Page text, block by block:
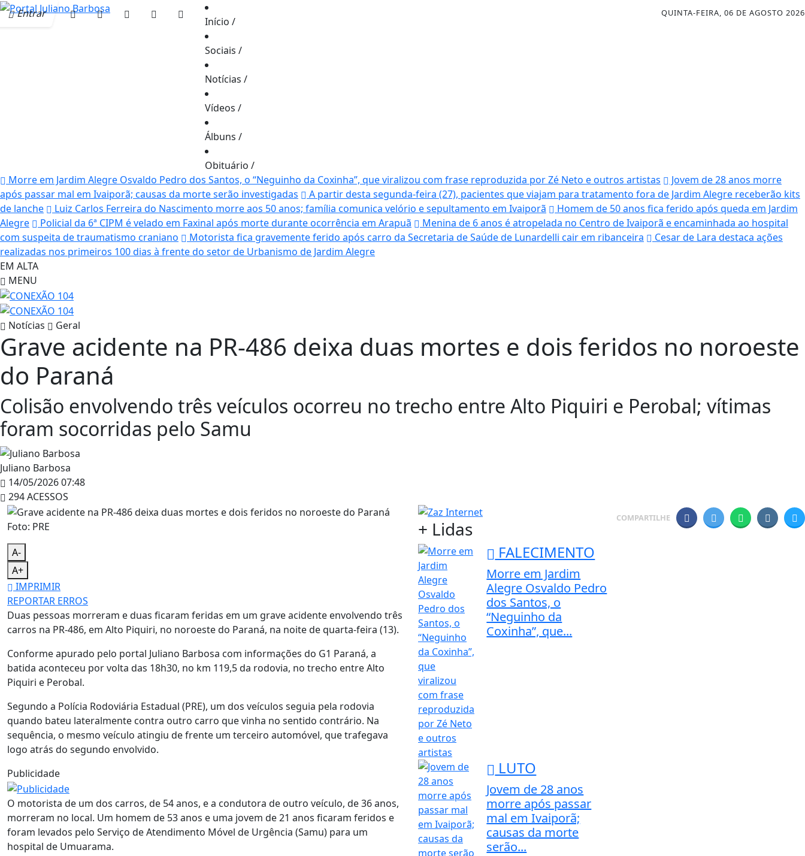
Entrar QUINTA-FEIRA, 06 DE AGOSTO 2026
Início /
Sociais /
Notícias /
Vídeos /
Álbuns /
Obituário /
Morre em Jardim Alegre Osvaldo Pedro dos Santos, o “Neguinho da Coxinha”, que viralizou com frase reproduzida por Zé Neto e outros artistas
Jovem de 28 anos morre
após passar mal em Ivaiporã; causas da morte serão investigadas
A partir desta segunda-feira (27), pacientes que viajam para tratamento fora de Jardim Alegre receberão kits
de lanche
Luiz Carlos Ferreira do Nascimento morre aos 50 anos; família comunica velório e sepultamento em Ivaiporã
Homem de 50 anos fica ferido após queda em Jardim
Alegre
Policial da 6ª CIPM é velado em Faxinal após morte durante ocorrência em Arapuã
Menina de 6 anos é atropelada no Centro de Ivaiporã e encaminhada ao hospital
com suspeita de traumatismo craniano
Motorista fica gravemente ferido após carro da Secretaria de Saúde de Lunardelli cair em ribanceira
Cesar de Lara destaca ações
realizadas nos primeiros 100 dias à frente do setor de Urbanismo de Jardim Alegre
EM ALTA
MENU
Notícias Geral
Grave acidente na PR-486 deixa duas mortes e dois feridos no noroeste
do Paraná
Colisão envolvendo três veículos ocorreu no trecho entre Alto Piquiri e Perobal; vítimas
foram socorridas pelo Samu
Juliano Barbosa
14/05/2026 07:48
294 ACESSOS
COMPARTILHE
Foto: PRE
A-
A+
IMPRIMIR
REPORTAR ERROS
Duas pessoas morreram e duas ficaram feridas em um grave acidente envolvendo três
carros na PR-486, em Alto Piquiri, no noroeste do Paraná, na noite de quarta-feira (13).
Conforme apurado pelo portal Juliano Barbosa com informações do G1 Paraná, a
batida aconteceu por volta das 18h30, no km 119,5 da rodovia, no trecho entre Alto
Piquiri e Perobal.
Segundo a Polícia Rodoviária Estadual (PRE), um dos veículos seguia pela rodovia
quando bateu lateralmente contra outro carro que vinha no sentido contrário. Na
sequência, o mesmo veículo atingiu de frente um terceiro automóvel, que trafegava
logo atrás do segundo envolvido.
Publicidade
O motorista de um dos carros, de 54 anos, e a condutora de outro veículo, de 36 anos,
morreram no local. Um homem de 53 anos e uma jovem de 21 anos ficaram feridos e
foram levados pelo Serviço de Atendimento Móvel de Urgência (Samu) para um
hospital de Umuarama.
+ Lidas
FALECIMENTO
Morre em Jardim
Alegre Osvaldo Pedro
dos Santos, o
“Neguinho da
Coxinha”, que...
LUTO
Jovem de 28 anos
morre após passar
mal em Ivaiporã;
causas da morte
serão...